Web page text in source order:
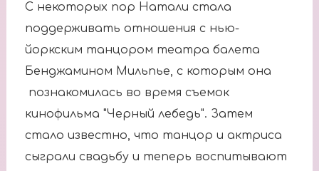
С некоторых пор Натали стала
поддерживать отношения с нью-
йоркским танцором театра балета
Бенджамином Мильпье, с которым она
познакомилась во время съемок
кинофильма "Черный лебедь". Затем
стало известно, что танцор и актриса
сыграли свадьбу и теперь воспитывают